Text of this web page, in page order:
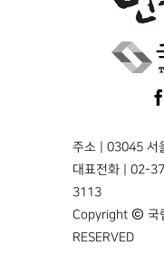
주소 | 03045 서
대표전화 | 02-
3113
Copyright © 국
RESERVED